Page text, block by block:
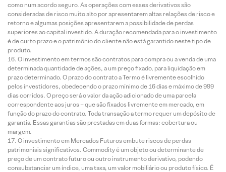
como num acordo seguro. As operações com esses derivativos são
consideradas de risco muito alto por apresentarem altas relações de risco e
retorno e algumas posições apresentarem a possibilidade de perdas
superiores ao capital investido. A duração recomendada para o investimento
é de curto prazo e o patrimônio do cliente não está garantido neste tipo de
produto.
O investimento em termos são contratos para compra ou a venda de uma
determinada quantidade de ações, a um preço fixado, para liquidação em
prazo determinado. O prazo do contrato a Termo é livremente escolhido
pelos investidores, obedecendo o prazo mínimo de 16 dias e máximo de 999
dias corridos. O preço será o valor da ação adicionado de uma parcela
correspondente aos juros – que são fixados livremente em mercado, em
função do prazo do contrato. Toda transação a termo requer um depósito de
garantia. Essas garantias são prestadas em duas formas: cobertura ou
margem.
O investimento em Mercados Futuros embute riscos de perdas
patrimoniais significativos. Commodity é um objeto ou determinante de
preço de um contrato futuro ou outro instrumento derivativo, podendo
consubstanciar um índice, uma taxa, um valor mobiliário ou produto físico. É